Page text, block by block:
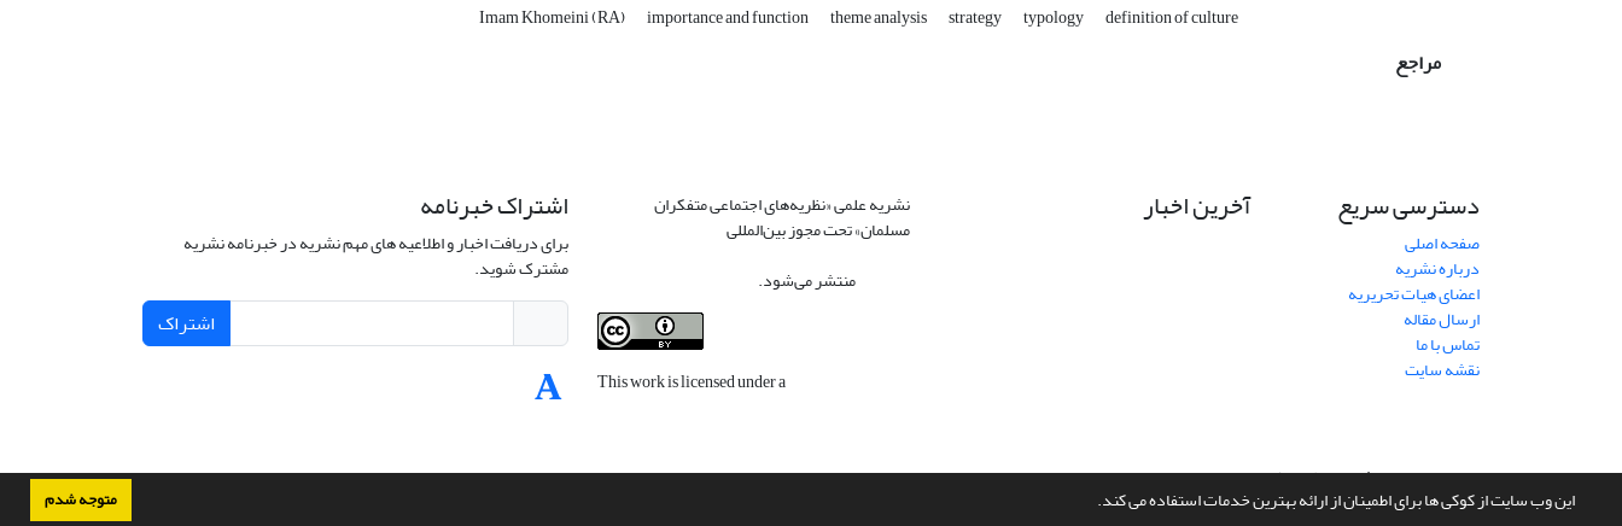
این وب سایت از کوکی ها برای اطمینان از ارائه بهترین خدمات استفاده می کند. متوجه شدم
Imam Khomeini (RA) importance and function theme analysis strategy typology definition of culture
مراجع
دسترسی سریع
صفحه اصلی
درباره نشریه
اعضای هیات تحریریه
ارسال مقاله
تماس با ما
نقشه سایت
آخرین اخبار نشریه علمی «نظریه‌های اجتماعی متفکران
مسلمان» تحت مجوز بین‌المللی
منتشر می‌شود.
This work is licensed under a
اشتراک خبرنامه
برای دریافت اخبار و اطلاعیه های مهم نشریه در خبرنامه نشریه
مشترک شوید.
اشتراک
سامانه مدیریت نشریات علمی.طراحی و پیاده سازی ازسیناوب